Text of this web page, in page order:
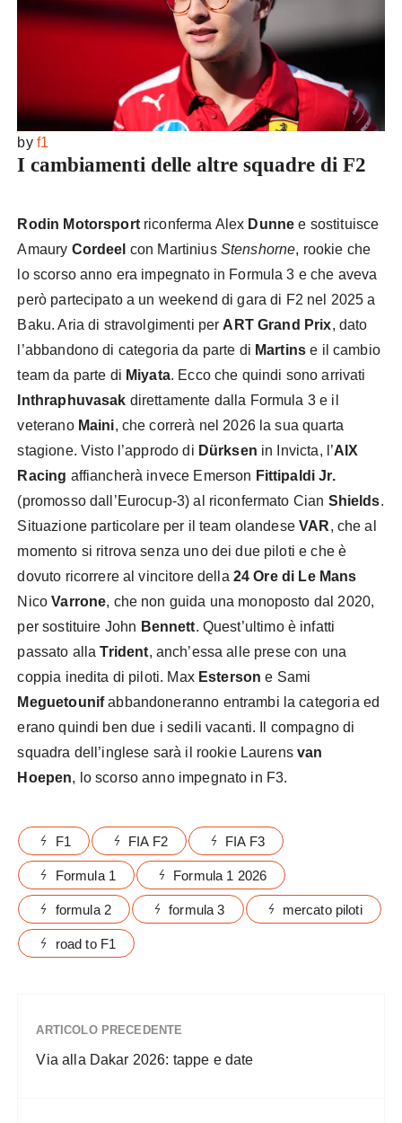
by f1
I cambiamenti delle altre squadre di F2
Rodin Motorsportriconferma Alex Dunnee sostituisce
Amaury Cordeel con Martinius Stenshorne, rookie che
lo scorso anno era impegnato in Formula 3 e che aveva
però partecipato a un weekend di gara di F2 nel 2025 a
Baku. Aria di stravolgimenti per ART Grand Prix, dato
l’abbandono di categoria da parte di Martinse il cambio
team da parte di Miyata. Ecco che quindi sono arrivati
Inthraphuvasak direttamente dalla Formula 3 e il
veterano Maini, che correrà nel 2026 la sua quarta
stagione. Visto l’approdo di Dürksen in Invicta, l’AIX
Racing affiancherà invece Emerson Fittipaldi Jr.
(promosso dall’Eurocup-3) al riconfermato Cian Shields.
Situazione particolare per il team olandeseVAR, che al
momento si ritrova senza uno dei due piloti e che è
dovuto ricorrere al vincitore della 24 Ore di Le Mans
NicoVarrone, che non guida una monoposto dal 2020,
per sostituire John Bennett. Quest’ultimo è infatti
passato allaTrident, anch’essa alle prese con una
coppia inedita di piloti. Max Estersone Sami
Meguetounifabbandoneranno entrambi la categoria ed
erano quindi ben due i sedili vacanti. Il compagno di
squadra dell’inglese sarà il rookie Laurensvan
Hoepen, lo scorso anno impegnato in F3.
F1 FIA F2 FIA F3
Formula 1 Formula 1 2026
formula 2 formula 3 mercato piloti
road to F1
ARTICOLO PRECEDENTE
Via alla Dakar 2026: tappe e date